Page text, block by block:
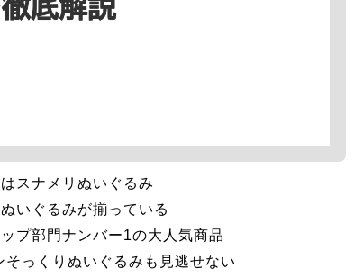
スナメリぬいぐるみ
いぐるみが揃っている
プ部門ナンバー1の大人気商品
っくりぬいぐるみも見逃せない